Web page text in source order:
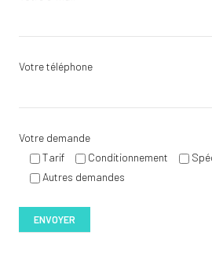
Votre téléphone
Votre demande
Tarif
Conditionnement
Autres demandes